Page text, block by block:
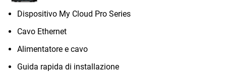
Dispositivo My Cloud Pro Series
Cavo Ethernet
Alimentatore e cavo
Guida rapida di installazione